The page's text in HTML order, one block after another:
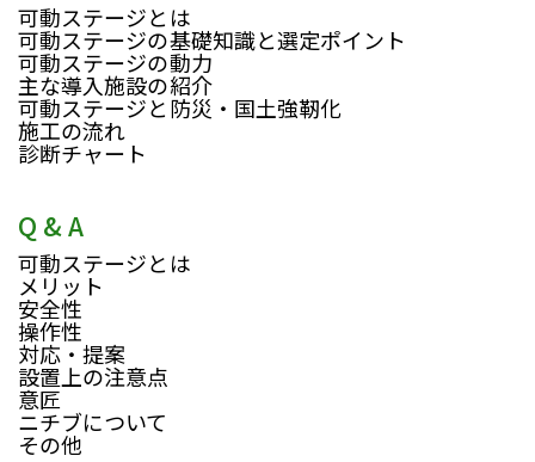
可動ステージとは
可動ステージの基礎知識と選定ポイント
可動ステージの動力
主な導入施設の紹介
可動ステージと防災・国土強靭化
施工の流れ
診断チャート
Q & A
可動ステージとは
メリット
安全性
操作性
対応・提案
設置上の注意点
意匠
ニチブについて
その他